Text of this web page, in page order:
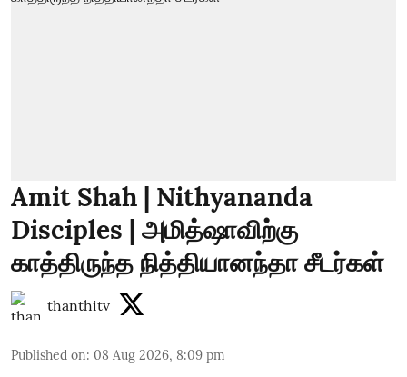
Amit Shah | Nithyananda
Disciples | அமித்ஷாவிற்கு
காத்திருந்த நித்தியானந்தா சீடர்கள்
thanthitv
Published on: 08 Aug 2026, 8:09 pm